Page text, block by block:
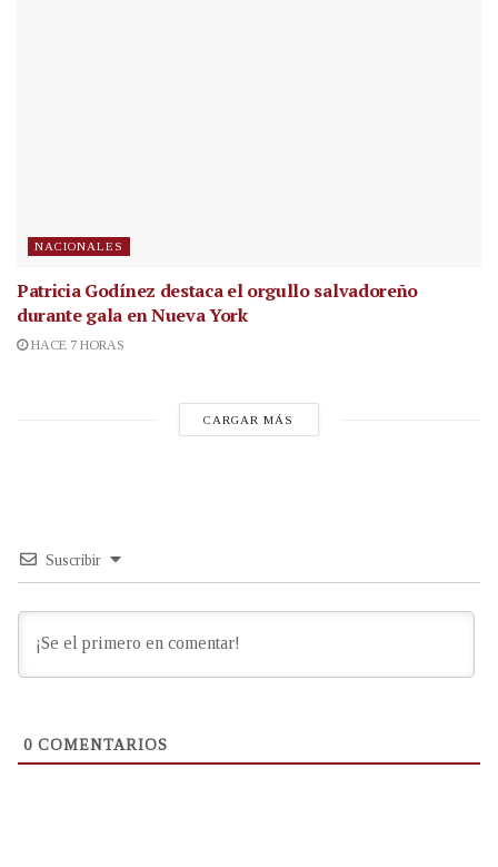
NACIONALES
Patricia Godínez destaca el orgullo salvadoreño
durante gala en Nueva York
HACE 7 HORAS
CARGAR MÁS
Suscribir
0 COMENTARIOS